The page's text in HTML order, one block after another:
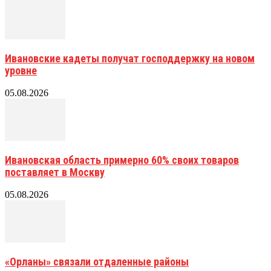
Ивановские кадеты получат господдержку на новом
уровне
05.08.2026
Ивановская область примерно 60% своих товаров
поставляет в Москву
05.08.2026
«Орланы» связали отдаленные районы